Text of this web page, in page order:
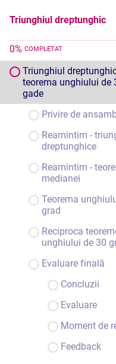
Triunghiul dreptunghic
0% COMPLETAT
Triunghiul
teorema unghiului de
gade
Privire de
Reamintim -
dreptunghice
Reamintim -
medianei
Teorema
grad
Reciproca
unghiului de 30
Evaluare finală
Concluzii
Evaluare
Moment de
Feedback
Triunghiul dreptunghic
Triunghiul dreptunghic
de
Lecție realizată de